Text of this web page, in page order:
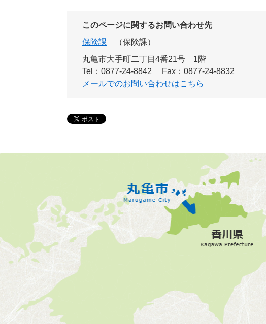
このページに関するお問い合わせ先
保険課
保険課
丸亀市大手町二丁目4番21号 1階
Tel：0877-24-8842
Fax：0877-24-8832
メールでのお問い合わせはこちら